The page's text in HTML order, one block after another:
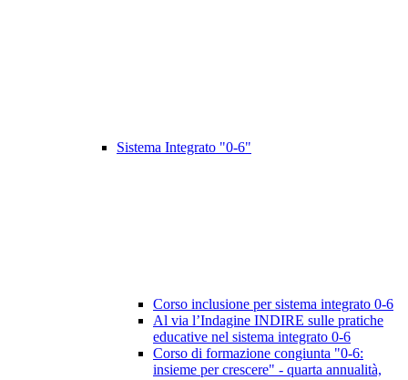
Sistema Integrato "0-6"
Corso inclusione per sistema integrato 0-6
Al via l’Indagine INDIRE sulle pratiche
educative nel sistema integrato 0-6
Corso di formazione congiunta "0-6:
insieme per crescere" - quarta annualità,